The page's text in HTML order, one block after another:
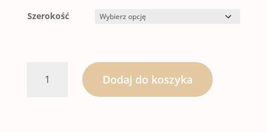
140,00 zł
Szerokość
Dodaj do koszyka